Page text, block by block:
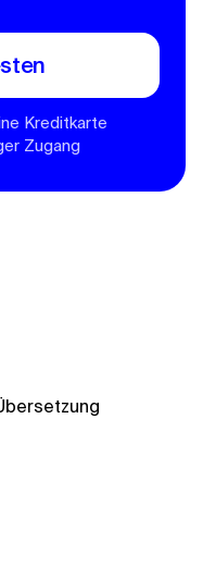
Kreditkarte
Zugang